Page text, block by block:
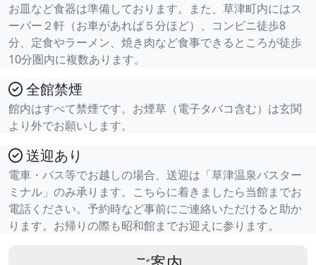
お皿など食器は準備しております。また、草津町内にはス
ーパー２軒（お車があれば５分ほど）、コンビニ徒歩8
分、定食やラーメン、焼き肉など食事できるところが徒歩
10分圏内に複数あります。
全館禁煙
館内はすべて禁煙です。お煙草（電子タバコ含む）は玄関
より外でお願いします。
送迎あり
電車・バス等でお越しの場合、送迎は「草津温泉バスター
ミナル」のみ承ります。こちらに着きましたら当館までお
電話ください。予約時など事前にご連絡いただけると助か
ります。お帰りの際も昭和館までお迎えに参ります。